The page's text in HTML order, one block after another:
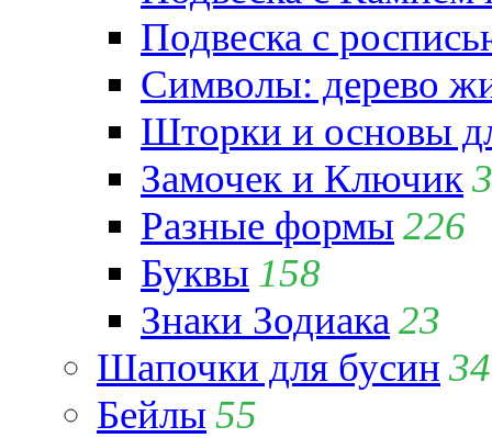
Подвеска с
Символы: дерево
Шторки и основы
Замочек и Ключик
Разные формы 226
Буквы 158
Знаки Зодиака 23
Шапочки для бусин 34
Бейлы 55